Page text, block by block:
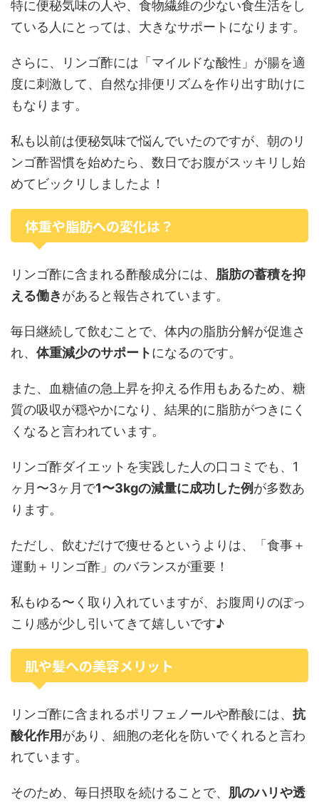
特に便秘気味の人や、食物繊維の少ない食生活をし
ている人にとっては、大きなサポートになります。
さらに、リンゴ酢には「マイルドな酸性」が腸を適
度に刺激して、自然な排便リズムを作り出す助けに
もなります。
私も以前は便秘気味で悩んでいたのですが、朝のリ
ンゴ酢習慣を始めたら、数日でお腹がスッキリし始
めてビックリしましたよ！
体重や脂肪への変化は？
リンゴ酢に含まれる酢酸成分には、 脂肪の蓄積を抑
える働きがあると報告されています。
毎日継続して飲むことで、体内の脂肪分解が促進さ
れ、 体重減少のサポートになるのです。
また、血糖値の急上昇を抑える作用もあるため、糖
質の吸収が穏やかになり、結果的に脂肪がつきにく
くなると言われています。
リンゴ酢ダイエットを実践した人の口コミでも、1
ヶ月〜3ヶ月で1〜3kgの減量に成功した例が多数あ
ります。
ただし、飲むだけで痩せるというよりは、「食事＋
運動＋リンゴ酢」のバランスが重要！
私もゆる〜く取り入れていますが、お腹周りのぽっ
こり感が少し引いてきて嬉しいです♪
肌や髪への美容メリット
リンゴ酢に含まれるポリフェノールや酢酸には、 抗
酸化作用があり、細胞の老化を防いでくれると言わ
れています。
そのため、毎日摂取を続けることで、 肌のハリや透